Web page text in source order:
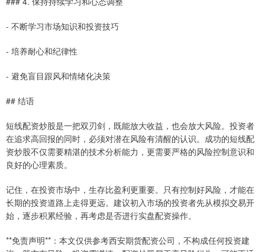
- 不断学习市场知识和投资技巧
- 培养耐心和纪律性
- 避免盲目跟风和情绪化决策
## 结语
短线配资炒股是一把双刃剑，既能放大收益，也会放大风险。投资者
在追求高回报的同时，必须对潜在风险有清醒的认识。成功的短线配
资炒股不仅需要精湛的技术分析能力，更需要严格的风险控制意识和
良好的心理素质。
记住，在投资市场中，生存比盈利更重要。只有控制好风险，才能在
长期的投资道路上走得更远。建议初入市场的投资者先从模拟交易开
始，逐步积累经验，再考虑是否进行实盘配资操作。
**免责声明**：本文仅供参考西安期货配资公司，不构成任何投资建